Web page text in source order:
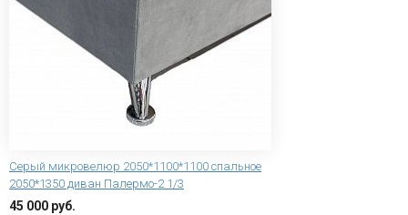
Серый микровелюр 2050*1100*1100 спальное
2050*1350 диван Палермо-2 1/3
45 000 руб.